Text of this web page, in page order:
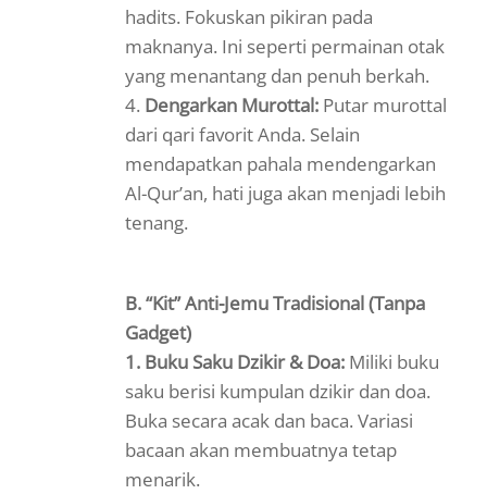
hadits. Fokuskan pikiran pada
maknanya. Ini seperti permainan otak
yang menantang dan penuh berkah.
4. Dengarkan Murottal: Putar murottal
dari qari favorit Anda. Selain
mendapatkan pahala mendengarkan
Al-Qur’an, hati juga akan menjadi lebih
tenang.
B. “Kit” Anti-Jemu Tradisional (Tanpa
Gadget)
1. Buku Saku Dzikir & Doa: Miliki buku
saku berisi kumpulan dzikir dan doa.
Buka secara acak dan baca. Variasi
bacaan akan membuatnya tetap
menarik.